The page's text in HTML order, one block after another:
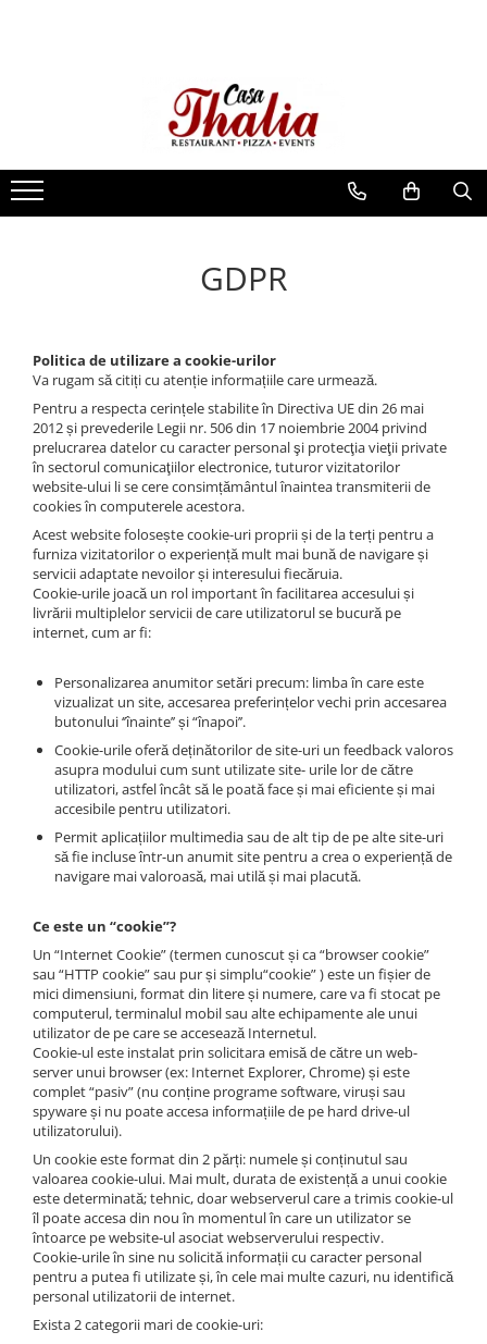
Salad - Specialities
Pasta
Soups
Chicken dishes
Pork dishes
Beef dishes
Fish dishes
Salads
Sauces
Dessert
Pizza Roco 1+1
Pizza Family
Eveniment Special
GDPR
Politica de utilizare a cookie-urilor
Va rugam să citiți cu atenție informațiile care urmează.
Pentru a respecta cerințele stabilite în Directiva UE din 26 mai
2012 și prevederile Legii nr. 506 din 17 noiembrie 2004 privind
prelucrarea datelor cu caracter personal şi protecţia vieţii private
în sectorul comunicaţiilor electronice, tuturor vizitatorilor
website-ului li se cere consimțământul înaintea transmiterii de
cookies în computerele acestora.
Acest website folosește cookie-uri proprii și de la terți pentru a
furniza vizitatorilor o experiență mult mai bună de navigare și
servicii adaptate nevoilor și interesului fiecăruia.
Cookie-urile joacă un rol important în facilitarea accesului și
livrării multiplelor servicii de care utilizatorul se bucură pe
internet, cum ar fi:
Personalizarea anumitor setări precum: limba în care este
vizualizat un site, accesarea preferințelor vechi prin accesarea
butonului ‘’înainte’’ și “înapoi’’.
Cookie-urile oferă deținătorilor de site-uri un feedback valoros
asupra modului cum sunt utilizate site- urile lor de către
utilizatori, astfel încât să le poată face și mai eficiente și mai
accesibile pentru utilizatori.
Permit aplicațiilor multimedia sau de alt tip de pe alte site-uri
să fie incluse într-un anumit site pentru a crea o experiență de
navigare mai valoroasă, mai utilă și mai placută.
Ce este un “cookie”?
Un “Internet Cookie” (termen cunoscut și ca “browser cookie”
sau “HTTP cookie” sau pur și simplu“cookie” ) este un fișier de
mici dimensiuni, format din litere și numere, care va fi stocat pe
computerul, terminalul mobil sau alte echipamente ale unui
utilizator de pe care se accesează Internetul.
Cookie-ul este instalat prin solicitara emisă de către un web-
server unui browser (ex: Internet Explorer, Chrome) și este
complet “pasiv” (nu conține programe software, viruși sau
spyware și nu poate accesa informațiile de pe hard drive-ul
utilizatorului).
Un cookie este format din 2 părți: numele și conținutul sau
valoarea cookie-ului. Mai mult, durata de existență a unui cookie
este determinată; tehnic, doar webserverul care a trimis cookie-ul
îl poate accesa din nou în momentul în care un utilizator se
întoarce pe website-ul asociat webserverului respectiv.
Cookie-urile în sine nu solicită informații cu caracter personal
pentru a putea fi utilizate și, în cele mai multe cazuri, nu identifică
personal utilizatorii de internet.
Exista 2 categorii mari de cookie-uri: